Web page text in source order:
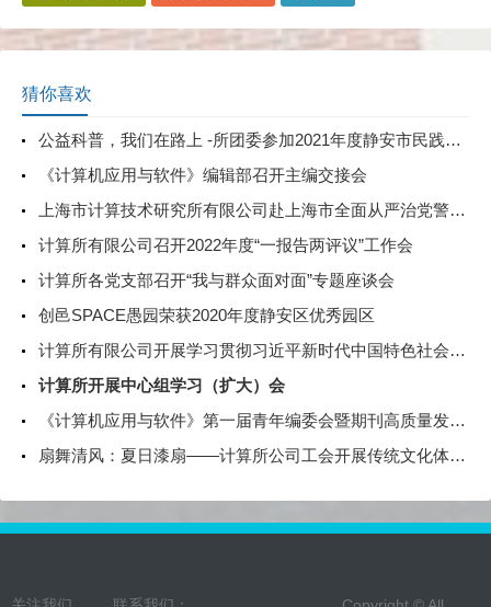
猜你喜欢
公益科普，我们在路上 -所团委参加2021年度静安市民践行垃圾分类和低碳生活主题公益集市
《计算机应用与软件》编辑部召开主编交接会
上海市计算技术研究所有限公司赴上海市全面从严治党警示教育基地参观学习
计算所有限公司召开2022年度“一报告两评议”工作会
计算所各党支部召开“我与群众面对面”专题座谈会
创邑SPACE愚园荣获2020年度静安区优秀园区
计算所有限公司开展学习贯彻习近平新时代中国特色社会主义思想主题教育中心组学习会暨第七期读书班活动
计算所开展中心组学习（扩大）会
《计算机应用与软件》第一届青年编委会暨期刊高质量发展研讨会顺利召开
扇舞清风：夏日漆扇——计算所公司工会开展传统文化体验活动